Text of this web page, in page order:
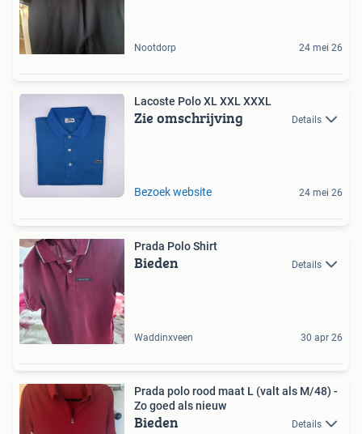
Nootdorp 24 mei 26
Lacoste Polo XL XXL XXXL
Zie omschrijving Details
Bezoek website 24 mei 26
Prada Polo Shirt
Bieden Details
Waddinxveen 30 apr 26
Prada polo rood maat L (valt als M/48) -
Zo goed als nieuw
Bieden Details